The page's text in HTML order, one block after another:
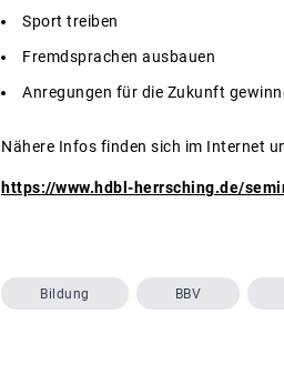
Sport treiben
Fremdsprachen ausbauen
Anregungen für die Zukunft
Nähere Infos finden sich im Internet
https://www.hdbl-herrsching.de/
Bildung BBV